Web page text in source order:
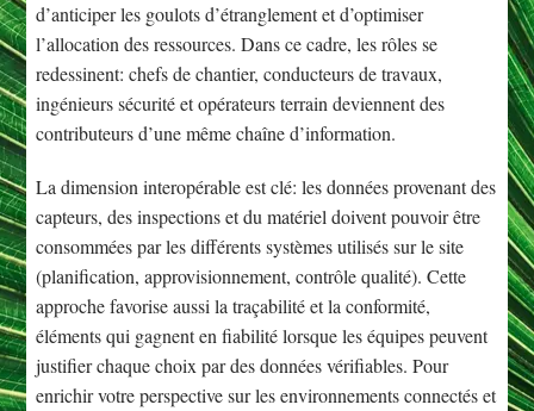
d’anticiper les goulots d’étranglement et d’optimiser
l’allocation des ressources. Dans ce cadre, les rôles se
redessinent: chefs de chantier, conducteurs de travaux,
ingénieurs sécurité et opérateurs terrain deviennent des
contributeurs d’une même chaîne d’information.
La dimension interopérable est clé: les données provenant des
capteurs, des inspections et du matériel doivent pouvoir être
consommées par les différents systèmes utilisés sur le site
(planification, approvisionnement, contrôle qualité). Cette
approche favorise aussi la traçabilité et la conformité,
éléments qui gagnent en fiabilité lorsque les équipes peuvent
justifier chaque choix par des données vérifiables. Pour
enrichir votre perspective sur les environnements connectés et